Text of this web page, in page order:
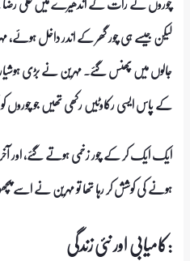
چوروں نے رات کے اندھیرے میں علی رضا کے
لیکن جیسے ہی چور گھر کے اندر داخل ہوئے،
جالوں میں پھنس گئے۔ مہرین نے بڑی
کے پاس ایسی رکاوٹیں رکھی تھیں جو چوروں
ایک ایک کر کے چور زخمی ہوتے گئے، اور
ہونے کی کوشش کر رہا تھا تو مہرین نے اسے
کامیابی اور نئی زندگی: